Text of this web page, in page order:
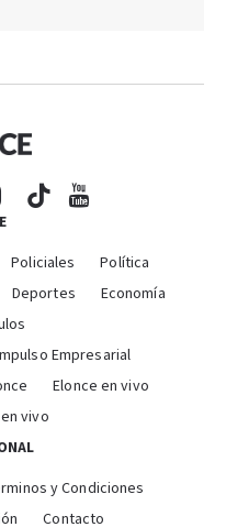
Policiales
Política
Deportes
Economía
Empresarial
Elonce en vivo
vivo
y Condiciones
Contacto